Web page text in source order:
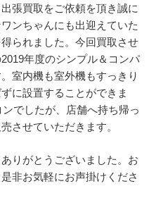
張買取をご依頼を頂き誠に
ンちゃんにも出迎えていた
られました。今回買取させ
年度のシンプル＆コンパ
室内機も室外機もすっきり
に設置することができま
でしたが、店舗へ持ち帰っ
させていただきます。
りがとうございました。お
非お気軽にお声掛けくださ